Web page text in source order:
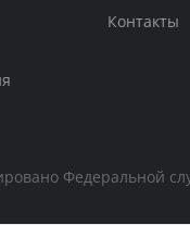
Контакты
Федеральной